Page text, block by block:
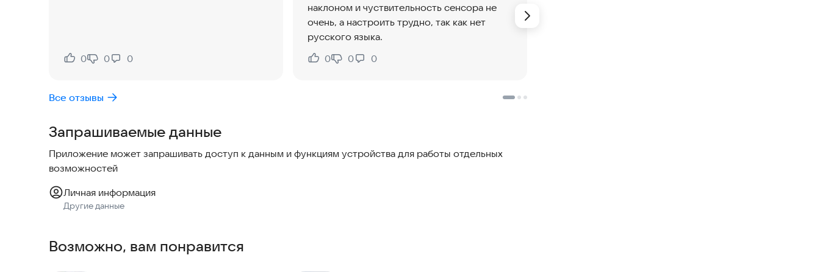
Нравится:
0
Не нравится:
0 0
наклоном и чуствительность сенсора не
очень, а настроить трудно, так как нет
русского языка.
Нравится:
0
Не нравится:
0 0
Все отзывы
Запрашиваемые данные
Приложение может запрашивать доступ к данным и функциям устройства для работы отдельных
возможностей
Личная информация
Другие данные
Возможно, вам понравится